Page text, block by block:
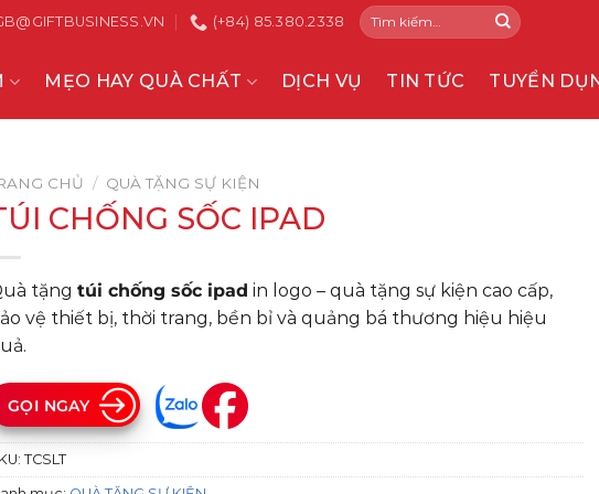
(+84) 85.380.2338
Tìm
kiếm:
MẸO HAY QUÀ CHẤT DỊCH VỤ TIN TỨC TUYỂN
CHỦ / QUÀ TẶNG SỰ KIỆN
CHỐNG SỐC IPAD
tặngtúi chống sốc ipad in logo – quà tặng sự kiện cao cấp,
vệ thiết bị, thời trang, bền bỉ và quảng bá thương hiệu hiệu
GỌI NGAY
TCSLT